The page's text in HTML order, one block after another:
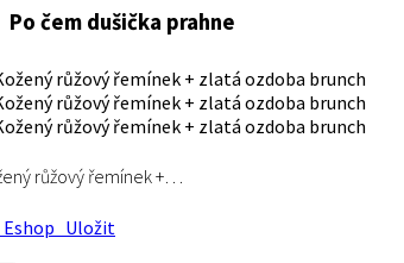
Po čem dušička prahne
růžový řemínek +…
Uložit